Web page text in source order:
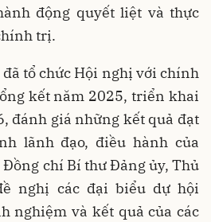
động quyết liệt và thực
trị.
tổ chức Hội nghị với chính
kết năm 2025, triển khai
đánh giá những kết quả đạt
lãnh đạo, điều hành của
chí Bí thư Đảng ủy, Thủ
nghị các đại biểu dự hội
nghiệm và kết quả của các